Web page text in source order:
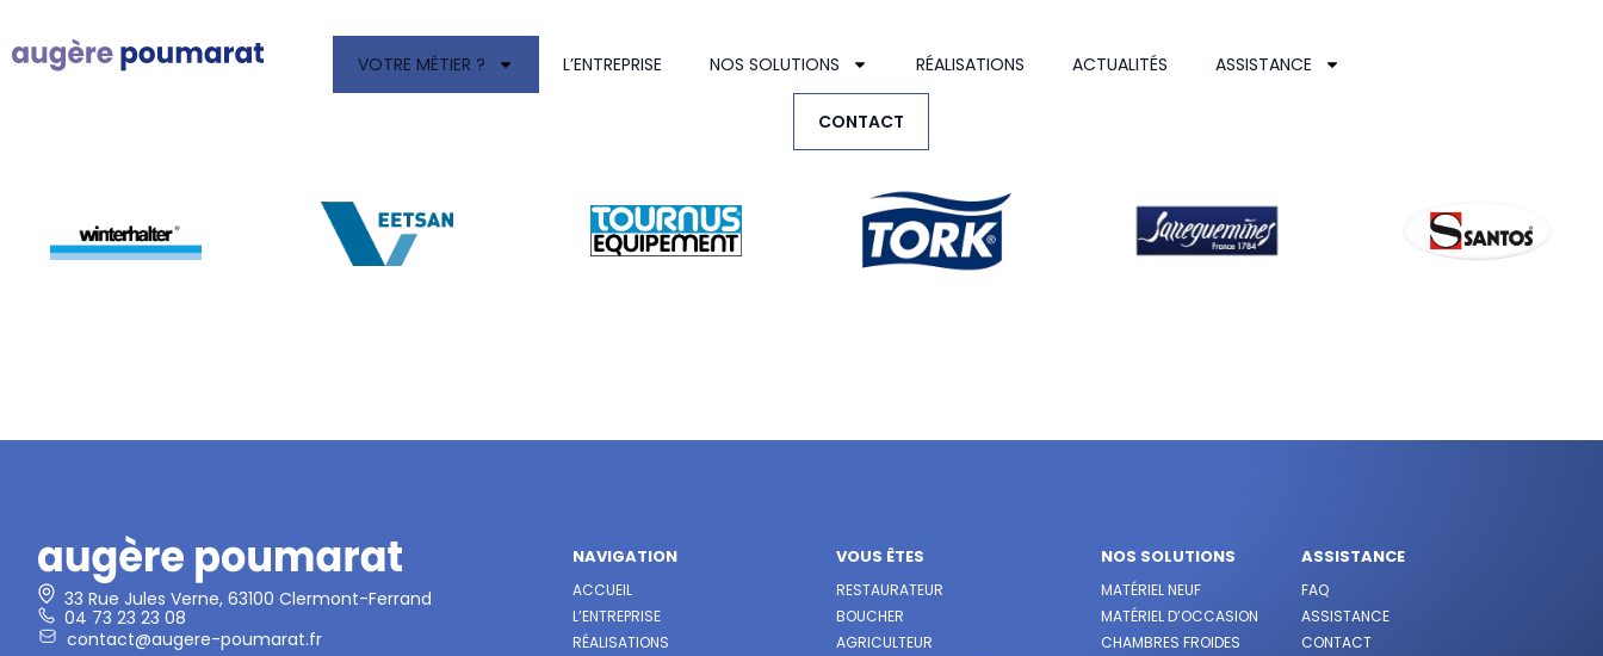
VOTRE MÉTIER ? L’ENTREPRISE NOS SOLUTIONS RÉALISATIONS ACTUALITÉS ASSISTANCE
CONTACT
33 Rue Jules Verne, 63100 Clermont-Ferrand
04 73 23 23 08
contact@augere-poumarat.fr
NAVIGATION
ACCUEIL
L’ENTREPRISE
RÉALISATIONS
VOUS ÊTES
RESTAURATEUR
BOUCHER
AGRICULTEUR
NOS SOLUTIONS
MATÉRIEL NEUF
MATÉRIEL D’OCCASION
CHAMBRES FROIDES
ASSISTANCE
FAQ
ASSISTANCE
CONTACT